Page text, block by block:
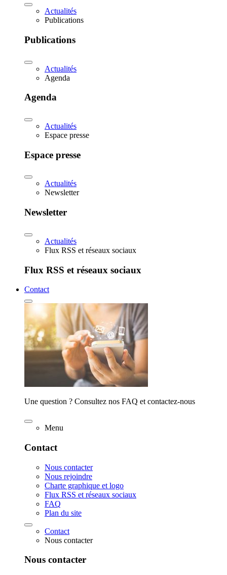
Actualités
Publications
Publications
Actualités
Agenda
Agenda
Actualités
Espace presse
Espace presse
Actualités
Newsletter
Newsletter
Actualités
Flux RSS et réseaux sociaux
Flux RSS et réseaux sociaux
Contact
Une question ? Consultez nos FAQ et contactez-nous
Menu
Contact
Nous contacter
Nous rejoindre
Charte graphique et logo
Flux RSS et réseaux sociaux
FAQ
Plan du site
Contact
Nous contacter
Nous contacter